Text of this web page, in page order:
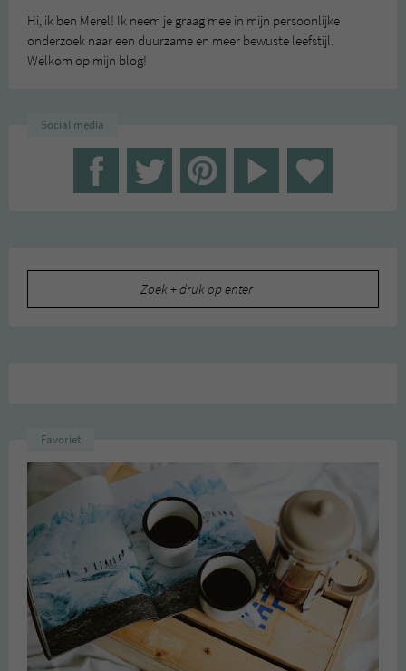
Hi, ik ben Merel! Ik neem je graag mee in mijn persoonlijke
onderzoek naar een duurzame en meer bewuste leefstijl.
Welkom op mijn blog!
Social media
Favoriet